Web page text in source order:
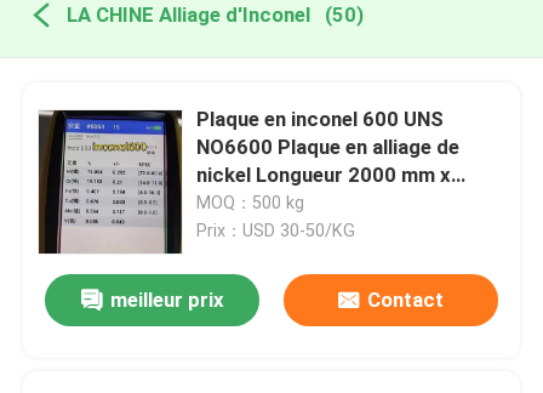
LA CHINE Alliage d'Inconel (50)
Plaque en inconel 600 UNS
NO6600 Plaque en alliage de
nickel Longueur 2000 mm x
largeur 1000 mm x épaisseur 5
mm 10 mm
MOQ：500 kg
Prix：USD 30-50/KG
meilleur prix Contact